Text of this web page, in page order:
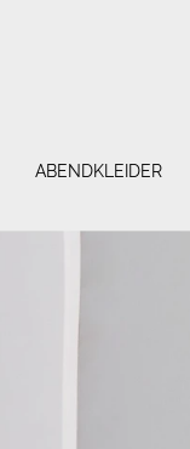
ABENDKLEIDER